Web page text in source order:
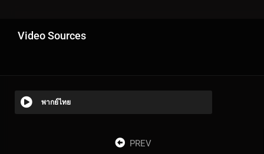
Video Sources
พากย์ไทย
PREV